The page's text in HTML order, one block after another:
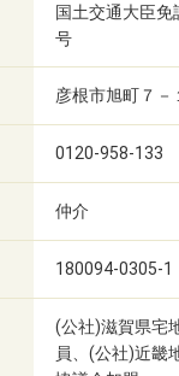
国土交通大臣免
号
彦根市旭町７－
0120-958-133
仲介
180094-0305-1
(公社)滋賀県宅
員、(公社)近畿